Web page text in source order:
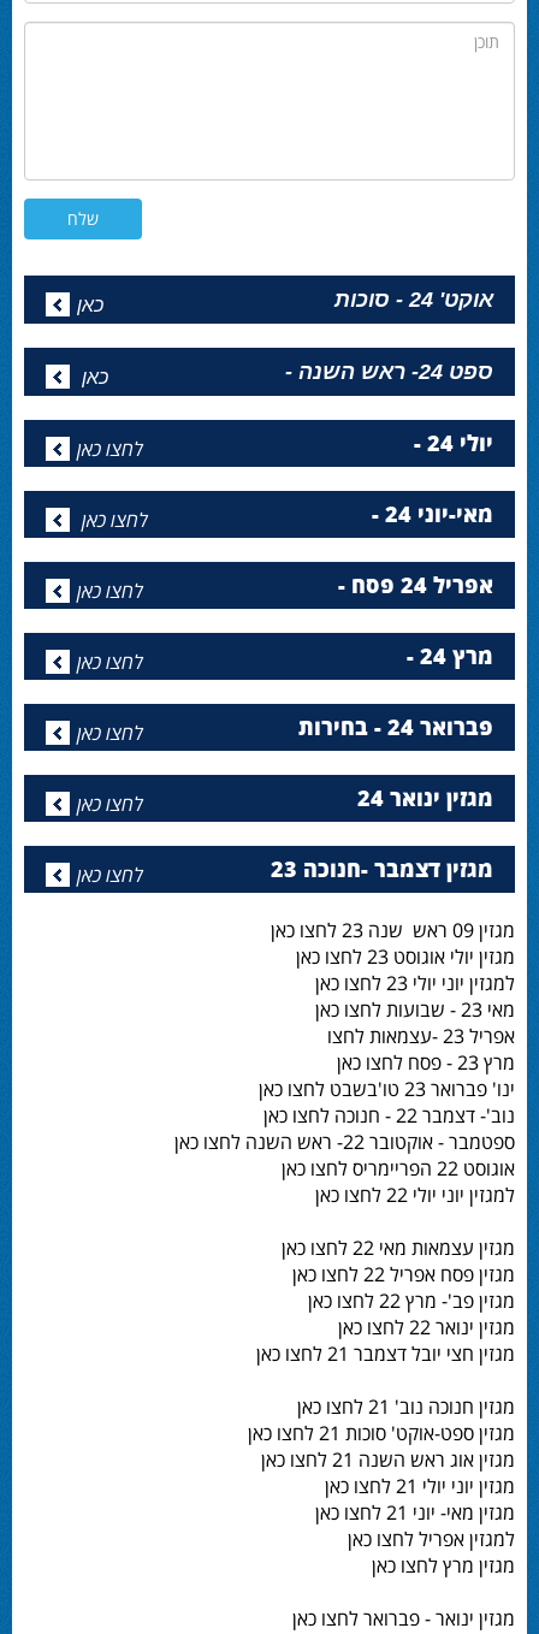
תוכן
אוקט' 24 - סוכות כאן
ספט 24- ראש השנה - כאן
יולי 24 - לחצו כאן
מאי-יוני 24 - לחצו כאן
אפריל 24 פסח - לחצו כאן
מרץ 24 - לחצו כאן
פברואר 24 - בחירות לחצו כאן
מגזין ינואר 24 לחצו כאן
מגזין דצמבר -חנוכה 23 לחצו כאן
מגזין 09 ראש שנה 23 לחצו כאן
מגזין יולי אוגוסט 23 לחצו כאן
למגזין יוני יולי 23 לחצו כאן
מאי 23 - שבועות לחצו כאן
אפריל 23 -עצמאות לחצו
מרץ 23 - פסח לחצו כאן
ינו' פברואר 23 טו'בשבט לחצו כאן
נוב'- דצמבר 22 - חנוכה לחצו כאן
ספטמבר - אוקטובר 22- ראש השנה לחצו כאן
אוגוסט 22 הפריימריס לחצו כאן
למגזין יוני יולי 22 לחצו כאן
מגזין עצמאות מאי 22 לחצו כאן
מגזין פסח אפריל 22 לחצו כאן
מגזין פב'- מרץ 22 לחצו כאן
מגזין ינואר 22 לחצו כאן
מגזין חצי יובל דצמבר 21 לחצו כאן
מגזין חנוכה נוב' 21 לחצו כאן
מגזין ספט-אוקט' סוכות 21 לחצו כאן
מגזין אוג ראש השנה 21 לחצו כאן
מגזין יוני יולי 21 לחצו כאן
מגזין מאי- יוני 21 לחצו כאן
למגזין אפריל לחצו כאן
מגזין מרץ לחצו כאן
מגזין ינואר - פברואר לחצו כאן